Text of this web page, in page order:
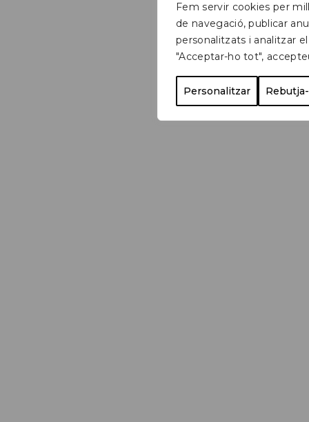
Fem servir cookies per
de navegació, publicar
personalitzats i analitzar
"Acceptar-ho tot",
Personalitzar